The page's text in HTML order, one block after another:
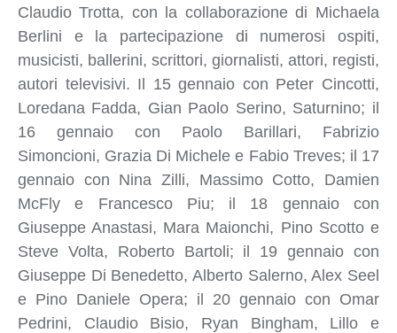
Claudio Trotta, con la collaborazione di Michaela
Berlini e la partecipazione di numerosi ospiti,
musicisti, ballerini, scrittori, giornalisti, attori, registi,
autori televisivi. Il 15 gennaio con Peter Cincotti,
Loredana Fadda, Gian Paolo Serino, Saturnino; il
16 gennaio con Paolo Barillari, Fabrizio
Simoncioni, Grazia Di Michele e Fabio Treves; il 17
gennaio con Nina Zilli, Massimo Cotto, Damien
McFly e Francesco Piu; il 18 gennaio con
Giuseppe Anastasi, Mara Maionchi, Pino Scotto e
Steve Volta, Roberto Bartoli; il 19 gennaio con
Giuseppe Di Benedetto, Alberto Salerno, Alex Seel
e Pino Daniele Opera; il 20 gennaio con Omar
Pedrini, Claudio Bisio, Ryan Bingham, Lillo e